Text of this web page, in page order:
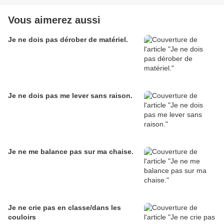
Vous aimerez aussi
Je ne dois pas dérober de matériel.
Je ne dois pas me lever sans raison.
Je ne me balance pas sur ma chaise.
Je ne crie pas en classe/dans les
couloirs